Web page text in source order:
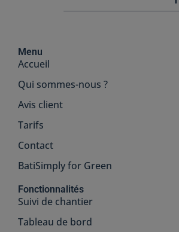
Menu
Accueil
Qui sommes-nous ?
Avis client
Tarifs
Contact
BatiSimply for Green
Fonctionnalités
Suivi de chantier
Tableau de bord